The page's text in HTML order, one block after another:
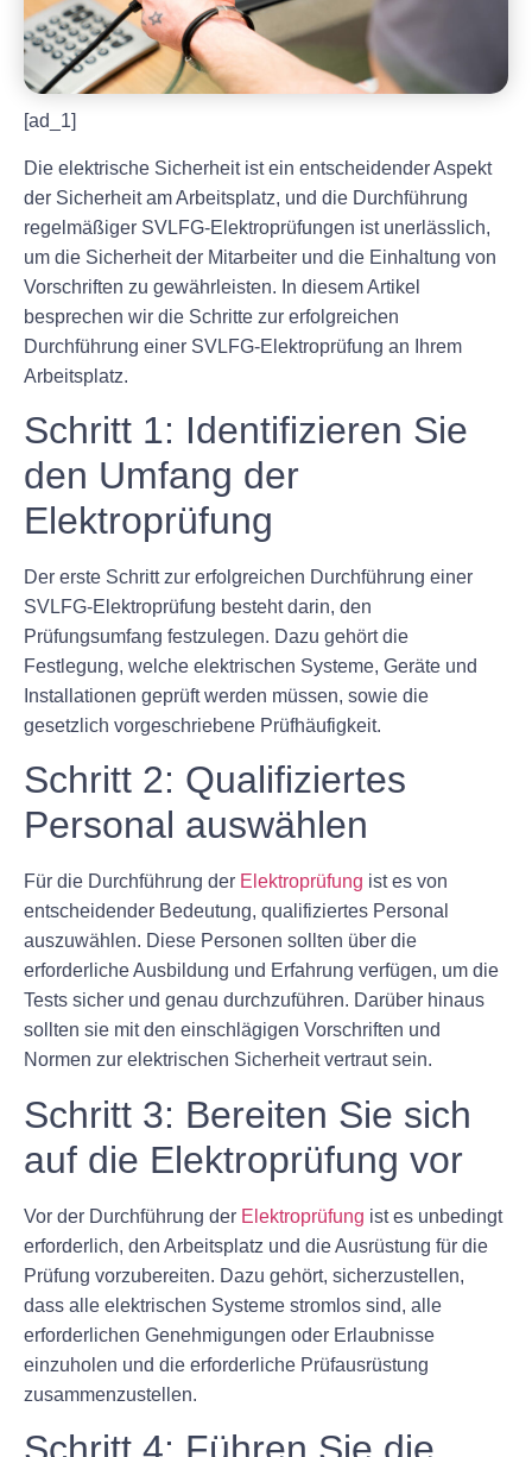
[ad_1]
Die elektrische Sicherheit ist ein entscheidender Aspekt
der Sicherheit am Arbeitsplatz, und die Durchführung
regelmäßiger SVLFG-Elektroprüfungen ist unerlässlich,
um die Sicherheit der Mitarbeiter und die Einhaltung von
Vorschriften zu gewährleisten. In diesem Artikel
besprechen wir die Schritte zur erfolgreichen
Durchführung einer SVLFG-Elektroprüfung an Ihrem
Arbeitsplatz.
Schritt 1: Identifizieren Sie
den Umfang der
Elektroprüfung
Der erste Schritt zur erfolgreichen Durchführung einer
SVLFG-Elektroprüfung besteht darin, den
Prüfungsumfang festzulegen. Dazu gehört die
Festlegung, welche elektrischen Systeme, Geräte und
Installationen geprüft werden müssen, sowie die
gesetzlich vorgeschriebene Prüfhäufigkeit.
Schritt 2: Qualifiziertes
Personal auswählen
Für die Durchführung der Elektroprüfung ist es von
entscheidender Bedeutung, qualifiziertes Personal
auszuwählen. Diese Personen sollten über die
erforderliche Ausbildung und Erfahrung verfügen, um die
Tests sicher und genau durchzuführen. Darüber hinaus
sollten sie mit den einschlägigen Vorschriften und
Normen zur elektrischen Sicherheit vertraut sein.
Schritt 3: Bereiten Sie sich
auf die Elektroprüfung vor
Vor der Durchführung der Elektroprüfung ist es unbedingt
erforderlich, den Arbeitsplatz und die Ausrüstung für die
Prüfung vorzubereiten. Dazu gehört, sicherzustellen,
dass alle elektrischen Systeme stromlos sind, alle
erforderlichen Genehmigungen oder Erlaubnisse
einzuholen und die erforderliche Prüfausrüstung
zusammenzustellen.